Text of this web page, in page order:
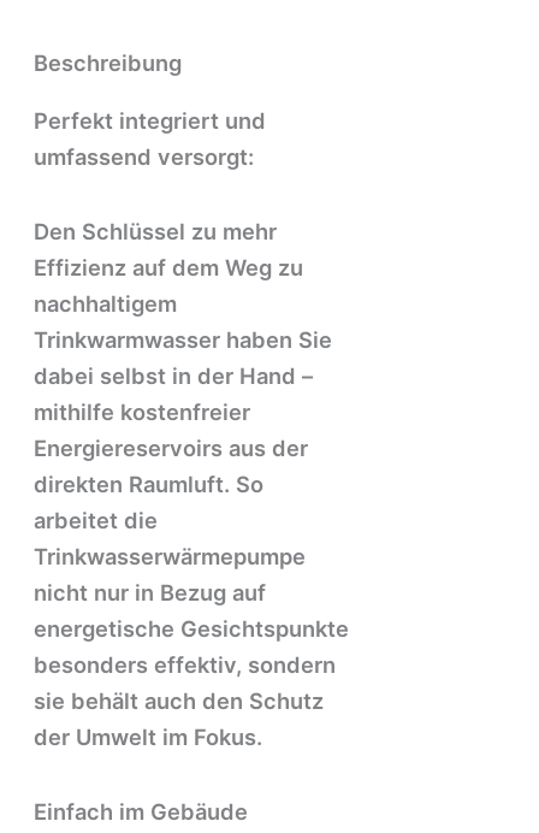
Beschreibung
Perfekt integriert und
umfassend versorgt:
Den Schlüssel zu mehr
Effizienz auf dem Weg zu
nachhaltigem
Trinkwarmwasser haben Sie
dabei selbst in der Hand –
mithilfe kostenfreier
Energiereservoirs aus der
direkten Raumluft. So
arbeitet die
Trinkwasserwärmepumpe
nicht nur in Bezug auf
energetische Gesichtspunkte
besonders effektiv, sondern
sie behält auch den Schutz
der Umwelt im Fokus.
Einfach im Gebäude